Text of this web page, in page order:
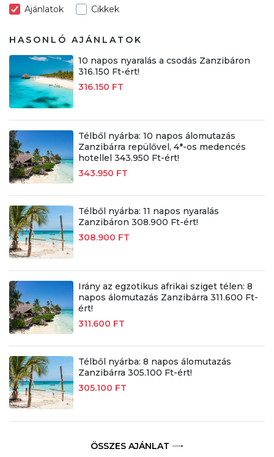
Ajánlatok Cikkek
HASONLÓ AJÁNLATOK
10 napos nyaralás a csodás Zanzibáron
316.150 Ft-ért!
316.150 FT
Télből nyárba: 10 napos álomutazás
Zanzibárra repülővel, 4*-os medencés
hotellel 343.950 Ft-ért!
343.950 FT
Télből nyárba: 11 napos nyaralás
Zanzibáron 308.900 Ft-ért!
308.900 FT
Irány az egzotikus afrikai sziget télen: 8
napos álomutazás Zanzibárra 311.600 Ft-
ért!
311.600 FT
Télből nyárba: 8 napos álomutazás
Zanzibárra 305.100 Ft-ért!
305.100 FT
ÖSSZES AJÁNLAT